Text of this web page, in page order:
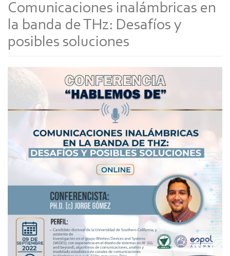
Comunicaciones inalámbricas en
la banda de THz: Desafíos y
posibles soluciones